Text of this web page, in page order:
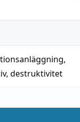
,
, destruktivitet